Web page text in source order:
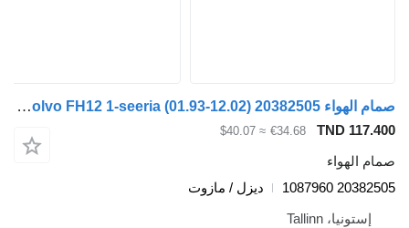
صمام الهواء Volvo FH12 1-seeria (01.93-12.02) 20382505 لـ السيارات القاطرة Volvo FH12, FH16, NH12, FH, VNL780 (1993-2014)
TND
€34.68
≈ $40.07
ديزل / مازوت